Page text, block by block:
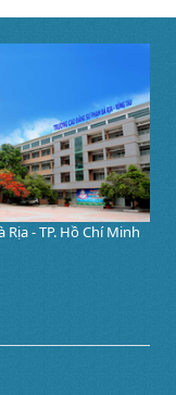
- TP. Hồ Chí Minh